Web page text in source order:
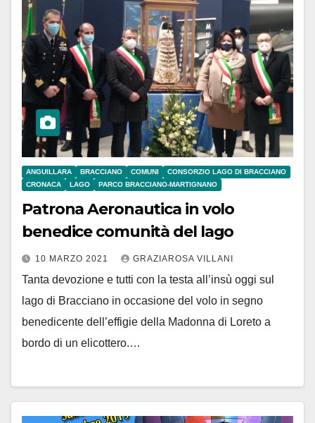
ANGUILLARA BRACCIANO COMUNI
CONSORZIO LAGO DI BRACCIANO
CRONACA
LAGO PARCO BRACCIANO-MARTIGNANO
Patrona Aeronautica in volo
benedice comunità del lago
10 MARZO 2021 GRAZIAROSA VILLANI
Tanta devozione e tutti con la testa all’insù oggi sul
lago di Bracciano in occasione del volo in segno
benedicente dell’effigie della Madonna di Loreto a
bordo di un elicottero.…